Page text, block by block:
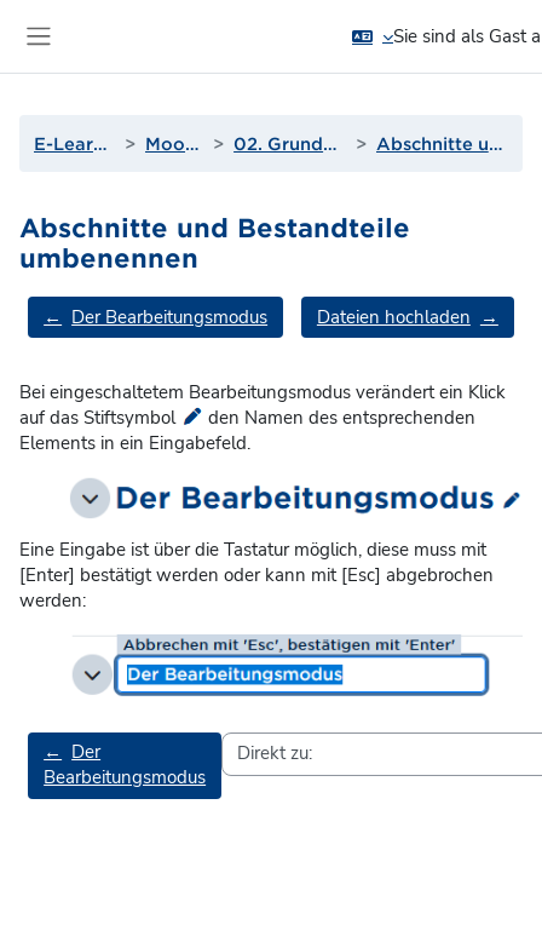
Sie sind als Gast
E-Learning und Moodle Moodle-Anleitungen 02. Grundsätzliche Kursbearbeitung Abschnitte und Bestandteile umbenennen
Abschnitte und Bestandteile
umbenennen
Abschnittsübersicht
← Der Bearbeitungsmodus →
Dateien hochladen
Bei eingeschaltetem Bearbeitungsmodus verändert ein Klick
auf das Stiftsymbol
den Namen des entsprechenden
Elements in ein Eingabefeld.
Eine Eingabe ist über die Tastatur möglich, diese muss mit
[Enter] bestätigt werden oder kann mit [Esc] abgebrochen
werden:
← Der
Bearbeitungsmodus